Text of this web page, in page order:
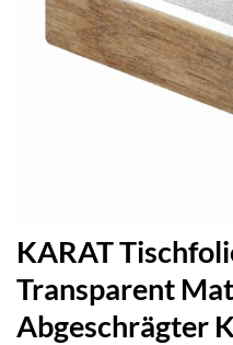
KARAT
Transparent
Abgeschrägter